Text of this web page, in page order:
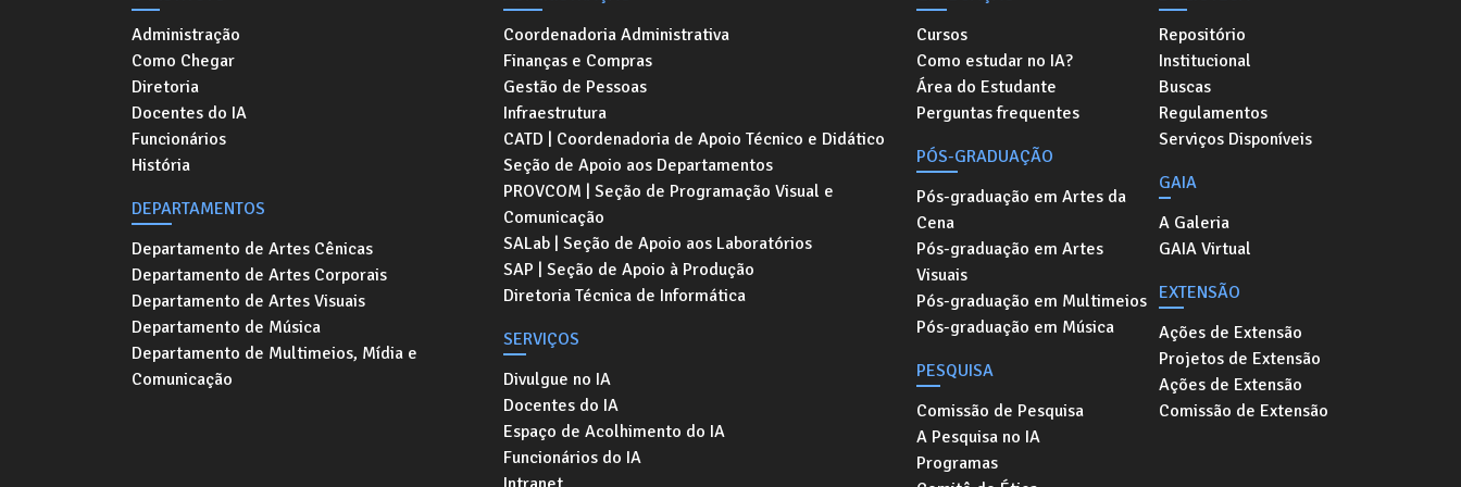
Administração
Como Chegar
Diretoria
Docentes do IA
Funcionários
História
DEPARTAMENTOS
Departamento de Artes Cênicas
Departamento de Artes Corporais
Departamento de Artes Visuais
Departamento de Música
Departamento de Multimeios, Mídia e
Comunicação
Coordenadoria Administrativa
Finanças e Compras
Gestão de Pessoas
Infraestrutura
CATD | Coordenadoria de Apoio Técnico e Didático
Seção de Apoio aos Departamentos
PROVCOM | Seção de Programação Visual e
Comunicação
SALab | Seção de Apoio aos Laboratórios
SAP | Seção de Apoio à Produção
Diretoria Técnica de Informática
SERVIÇOS
Divulgue no IA
Docentes do IA
Espaço de Acolhimento do IA
Funcionários do IA
Cursos
Como estudar no IA?
Área do Estudante
Perguntas frequentes
PÓS-GRADUAÇÃO
Pós-graduação em Artes da
Cena
Pós-graduação em Artes
Visuais
Pós-graduação em Multimeios
Pós-graduação em Música
PESQUISA
Comissão de Pesquisa
A Pesquisa no IA
Programas
Repositório
Institucional
Buscas
Regulamentos
Serviços Disponíveis
GAIA
A Galeria
GAIA Virtual
EXTENSÃO
Ações de Extensão
Projetos de Extensão
Ações de Extensão
Comissão de Extensão